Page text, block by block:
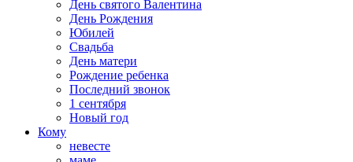
День святого Валентина
День Рождения
Юбилей
Свадьба
День матери
Рождение ребенка
Последний звонок
1 сентября
Новый год
Кому
невесте